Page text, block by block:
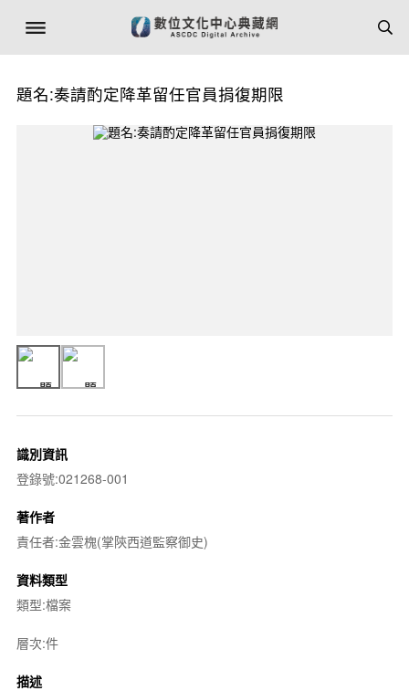
題名:奏請酌定降革留任官員捐復期限
識別資訊
登錄號:021268-001
著作者
責任者:金雲槐(掌陝西道監察御史)
資料類型
類型:檔案
層次:件
描述